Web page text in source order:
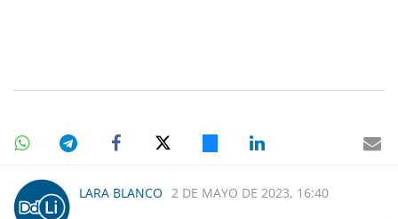
LARA BLANCO 2 DE MAYO DE 2023, 16:40